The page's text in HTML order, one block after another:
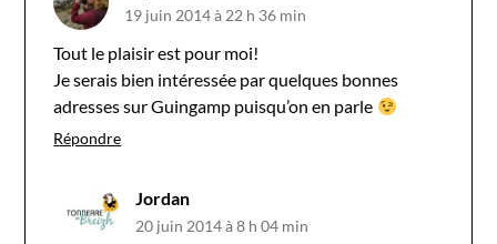
19 juin 2014 à 22 h 36 min
Tout le plaisir est pour moi!
Je serais bien intéressée par quelques bonnes
adresses sur Guingamp puisqu’on en parle
Répondre
Jordan
20 juin 2014 à 8 h 04 min